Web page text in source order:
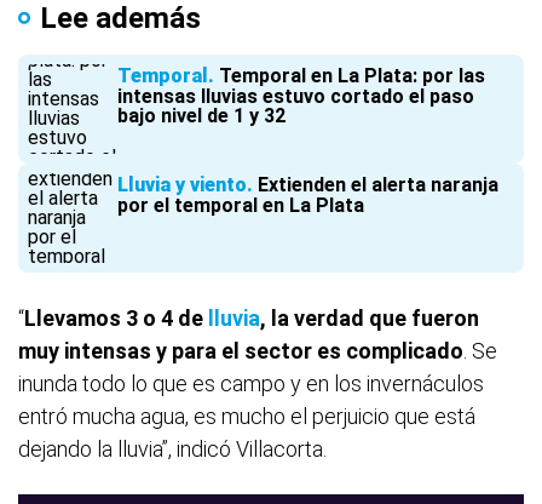
Lee además
Temporal
Temporal en La Plata: por las
intensas lluvias estuvo cortado el paso
bajo nivel de 1 y 32
Lluvia y viento Extienden el alerta naranja
por el temporal en La Plata
“Llevamos 3 o 4 de lluvia, la verdad que fueron
muy intensas y para el sector es complicado . Se
inunda todo lo que es campo y en los invernáculos
entró mucha agua, es mucho el perjuicio que está
dejando la lluvia”, indicó Villacorta.